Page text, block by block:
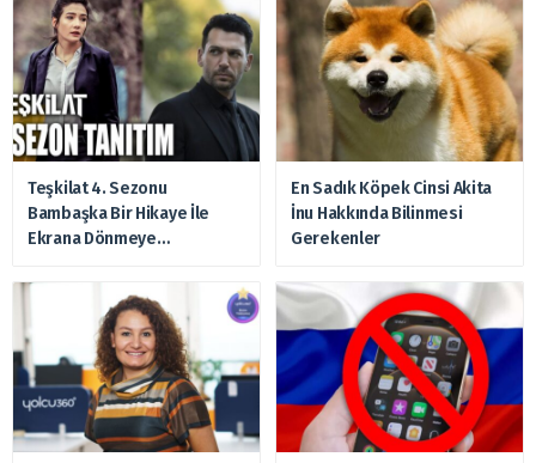
Teşkilat 4. Sezonu
Bambaşka Bir Hikaye İle
Ekrana Dönmeye
En Sadık Köpek Cinsi Akita
İnu Hakkında Bilinmesi
Gerekenler